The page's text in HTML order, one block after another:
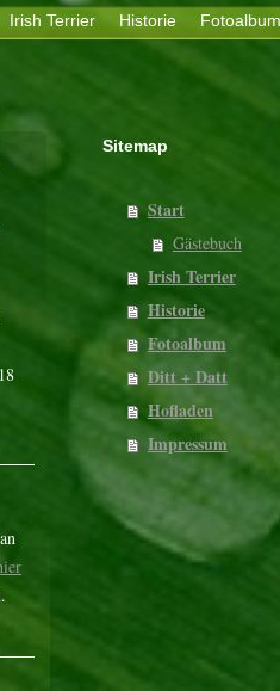
Irish Terrier Historie Fotoalbum
Sitemap
Start
Gästebuch
Irish Terrier
Historie
Fotoalbum
Ditt + Datt
Hofladen
Impressum
an